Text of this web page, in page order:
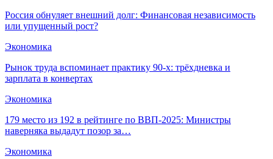
Россия обнуляет внешний долг: Финансовая независимость
или упущенный рост?
Экономика
Рынок труда вспоминает практику 90-х: трёхдневка и
зарплата в конвертах
Экономика
179 место из 192 в рейтинге по ВВП-2025: Министры
наверняка выдадут позор за…
Экономика